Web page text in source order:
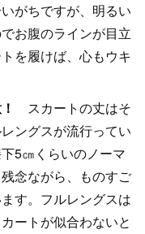
がちですが、明るい
お腹のラインが目立
を履けば、心もウキ
スカートの丈はそ
ングスが流行ってい
5㎝くらいのノーマ
念ながら、ものすご
す。フルレングスは
ートが似合わないと